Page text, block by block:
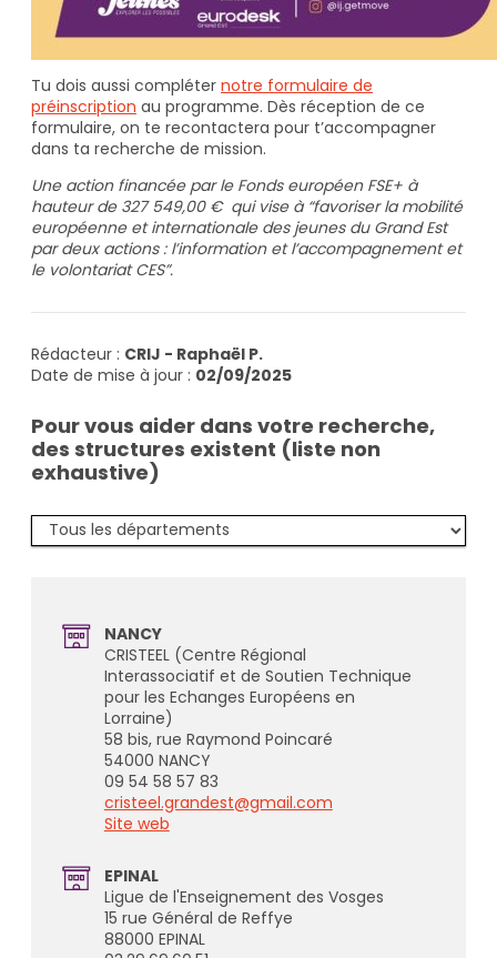
Tu dois aussi compléter notre formulaire de
préinscription au programme. Dès réception de ce
formulaire, on te recontactera pour t’accompagner
dans ta recherche de mission.
Une action financée par le Fonds européen FSE+ à
hauteur de 327 549,00 € qui vise à “favoriser la mobilité
européenne et internationale des jeunes du Grand Est
par deux actions : l’information et l’accompagnement et
le volontariat CES”.
Rédacteur : CRIJ - Raphaël P.
Date de mise à jour : 02/09/2025
Pour vous aider dans votre recherche,
des structures existent (liste non
exhaustive)
Trier
par
NANCY
CRISTEEL (Centre Régional
Interassociatif et de Soutien Technique
pour les Echanges Européens en
Lorraine)
58 bis, rue Raymond Poincaré
54000 NANCY
09 54 58 57 83
cristeel.grandest@gmail.com
Site web
EPINAL
Ligue de l'Enseignement des Vosges
15 rue Général de Reffye
88000 EPINAL